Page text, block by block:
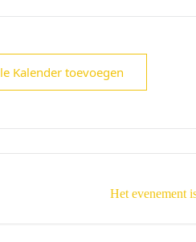
Kalender toevoegen
Het evenement